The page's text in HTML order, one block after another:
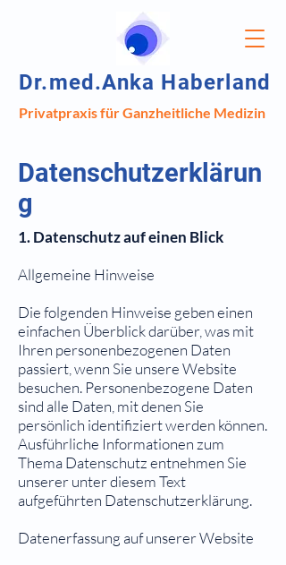
Dr.med.Anka Haberland
Privatpraxis für Ganzheitliche Medizin
Datenschutzerklärun
g
1. Datenschutz auf einen Blick
Allgemeine Hinweise
Die folgenden Hinweise geben einen
einfachen Überblick darüber, was mit
Ihren personenbezogenen Daten
passiert, wenn Sie unsere Website
besuchen. Personenbezogene Daten
sind alle Daten, mit denen Sie
persönlich identifiziert werden können.
Ausführliche Informationen zum
Thema Datenschutz entnehmen Sie
unserer unter diesem Text
aufgeführten Datenschutzerklärung.
Datenerfassung auf unserer Website